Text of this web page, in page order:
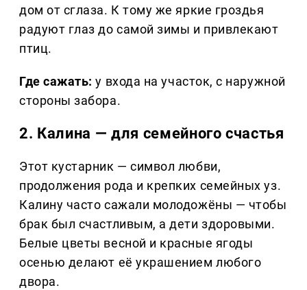
дом от сглаза. К тому же яркие гроздья
радуют глаз до самой зимы и привлекают
птиц.
Где сажать: у входа на участок, с наружной
стороны забора.
2. Калина — для семейного счастья
Этот кустарник — символ любви,
продолжения рода и крепких семейных уз.
Калину часто сажали молодожёны — чтобы
брак был счастливым, а дети здоровыми.
Белые цветы весной и красные ягоды
осенью делают её украшением любого
двора.